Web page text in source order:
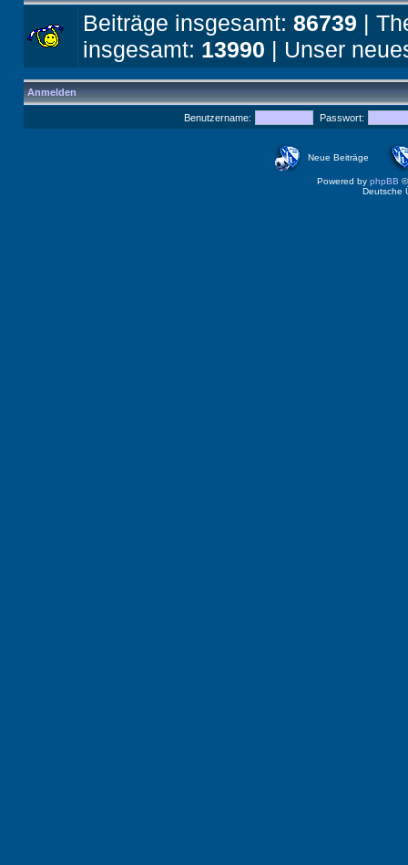
Beiträge insgesamt: 86739 |
insgesamt: 13990 | Unser
Anmelden
Benutzername: Passwort:
Neue Beiträge
Powered by phpBB
Deutsche